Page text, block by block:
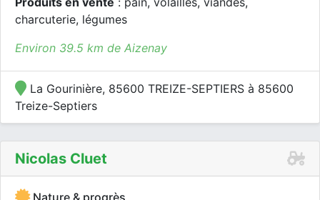
charcuterie, légumes
Environ 39.5 km de Aizenay
La Gourinière, 85600 TREIZE-SEPTIERS à 85600
Treize-Septiers
Nicolas Cluet
Nature & progrès